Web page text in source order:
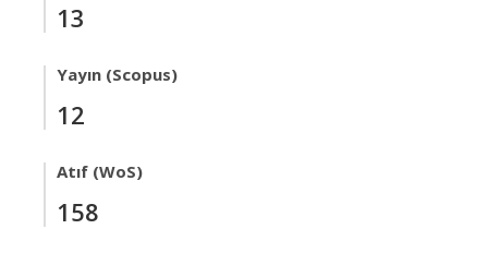
13
Yayın (Scopus)
12
Atıf (WoS)
158